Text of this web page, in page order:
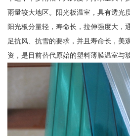
雨量较大地区。阳光板温室，具有透光
阳光板分量轻，寿命长，拉伸强度大，
足抗风、抗雪的要求，并且寿命长，美
资，是目前替代原始的塑料薄膜温室与